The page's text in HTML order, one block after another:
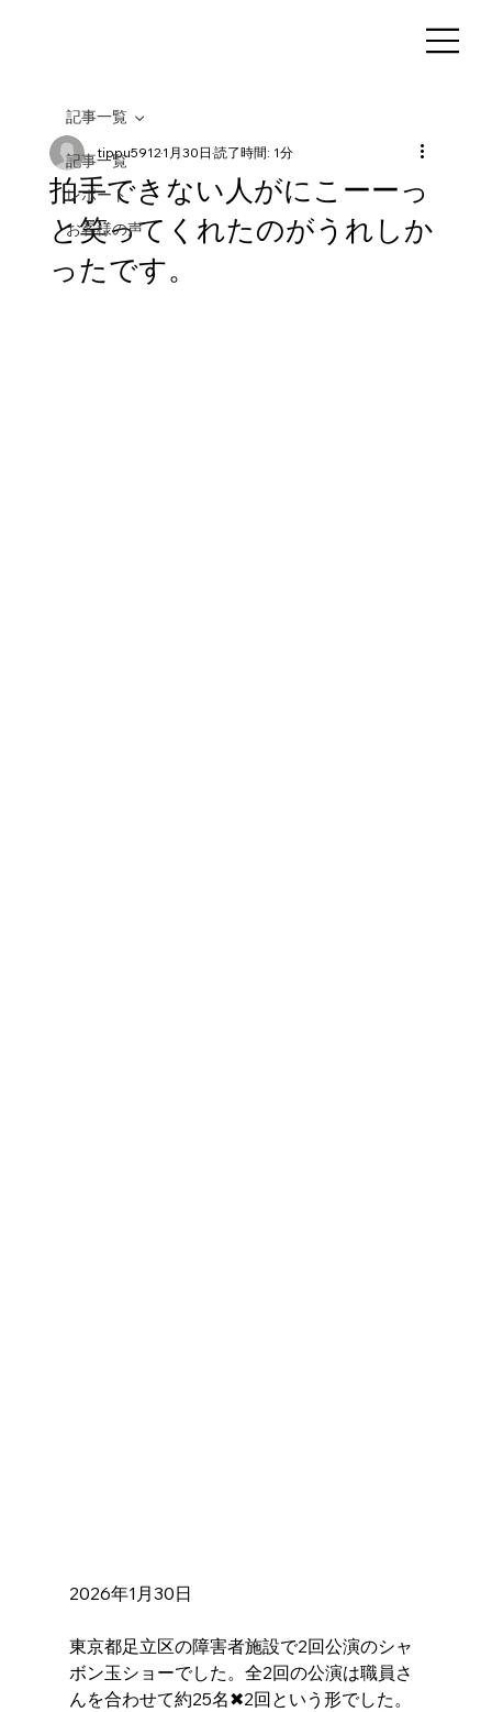
記事一覧
レポート
お客様の声
記事一覧
拍手できない人がにこーーっ
と笑ってくれたのがうれしか
ったです。
tippu59121月30日 読了時間: 1分
2026年1月30日
東京都足立区の障害者施設で2回公演のシャ
ボン玉ショーでした。全2回の公演は職員さ
んを合わせて約25名✖︎2回という形でした。